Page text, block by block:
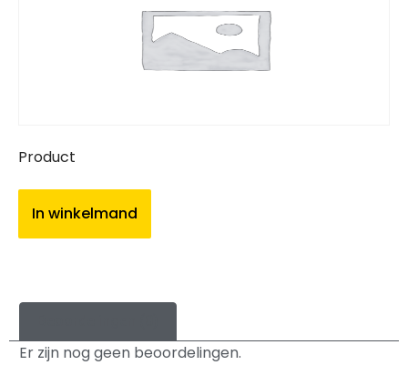
Product
In winkelmand
Er zijn nog geen beoordelingen.